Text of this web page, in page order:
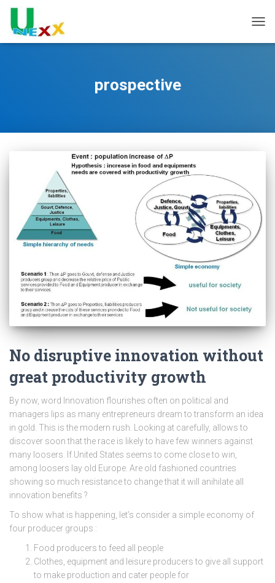
prospective
No disruptive innovation without
great productivity growth
By now, word Innovation flourishes often on political and
managers lips as many entrepreneurs dream to transform an idea
in gold. This is the modern rush. Looking at carefully, allows to
discover soon that the race is likely to have few winners against
many loosers. If United States seems to come close to win,
among loosers lay old Europe. Are old fashioned countries
showing so much resistance to change that it will anihilate all
innovation benefits ?
To show what is happening, let’s consider a simple economy of
four producer groups :
Food producers to feed all people
Clothes, equipment and leisure producers to give all support
to make production and cater people for